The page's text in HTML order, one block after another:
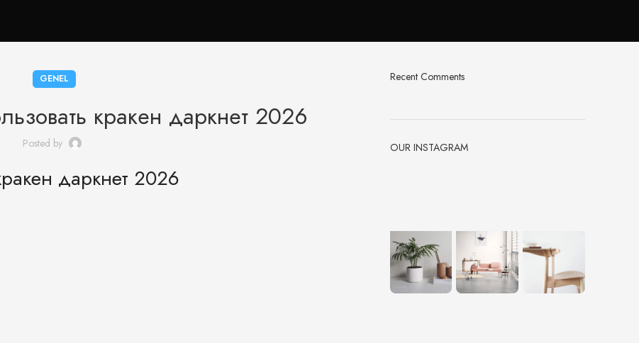
GENEL
кракен даркнет 2026
Posted by
даркнет 2026
Recent Comments
OUR INSTAGRAM